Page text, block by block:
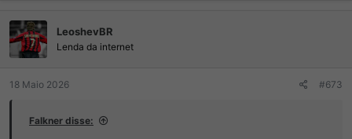
õ
e
s
LeoshevBR
Lenda da internet
18 Maio 2026 #673
Falkner disse: